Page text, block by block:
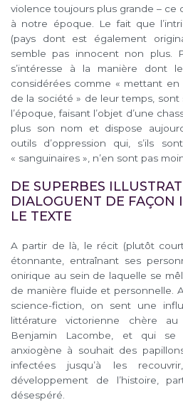
violence toujours plus grande – ce
à notre époque. Le fait que
(pays dont est également
semble pas innocent non plus.
s’intéresse à la manière dont
considérées comme « mettant en
de la société » de leur temps,
l’époque, faisant l’objet d’une
plus son nom et dispose
outils d’oppression qui, s’ils
« sanguinaires », n’en sont pas
DE SUPERBES
DIALOGUENT DE FAÇON
LE TEXTE
A partir de là, le récit (plutôt
étonnante, entraînant ses
onirique au sein de laquelle se
de manière fluide et personnelle.
science-fiction, on sent une
littérature victorienne chère
Benjamin Lacombe, et qui
anxiogène à souhait des
infectées jusqu’à les
développement de l’histoire,
désespéré.